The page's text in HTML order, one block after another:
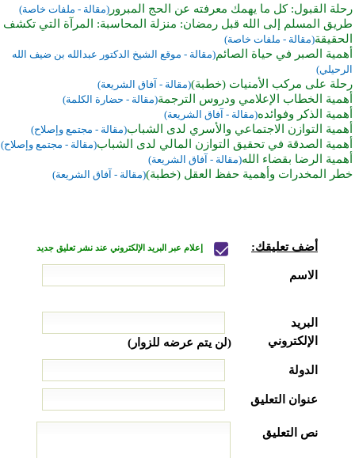
رحلة القبول: كل ما يهمك معرفته عن الحج المبرور (مقالة - ملفات خاصة)
طريق المسلم إلى الله قبل رمضان: منزلة المحاسبة: المرآة التي تكشف
الحقيقة(مقالة - ملفات خاصة)
أهمية الصبر في حياة الصائم(مقالة - موقع الشيخ الدكتور عبدالله بن ضيف الله
الرحيلي)
رحلة على مركب الأمنيات (خطبة)(مقالة - آفاق الشريعة)
أهمية الخطاب الإعلامي ودروس الترجمة(مقالة - حضارة الكلمة)
أهمية الذكر وفوائده(مقالة - آفاق الشريعة)
أهمية التوازن الاجتماعي والأسري لدى الشباب(مقالة - مجتمع وإصلاح)
أهمية الصدقة في تحقيق التوازن المالي لدى الشباب(مقالة - مجتمع وإصلاح)
أهمية الرضا بقضاء الله(مقالة - آفاق الشريعة)
خطر المخدرات وأهمية حفظ العقل (خطبة)(مقالة - آفاق الشريعة)
أضف تعليقك: إعلام عبر البريد الإلكتروني عند نشر تعليق جديد
الاسم
البريد
الإلكتروني
(لن يتم عرضه للزوار)
الدولة
عنوان التعليق
نص التعليق